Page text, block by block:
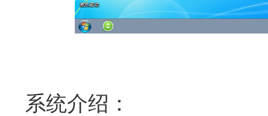
系统介绍：